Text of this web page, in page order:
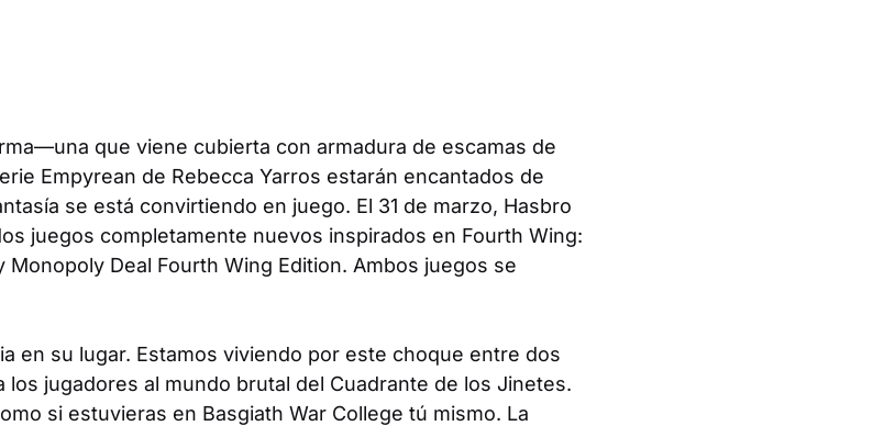
que viene cubierta con armadura de escamas de
Empyrean de Rebecca Yarros estarán encantados de
se está convirtiendo en juego. El 31 de marzo, Hasbro
juegos completamente nuevos inspirados en Fourth Wing:
Monopoly Deal Fourth Wing Edition. Ambos juegos se
en su lugar. Estamos viviendo por este choque entre dos
los jugadores al mundo brutal del Cuadrante de los Jinetes.
si estuvieras en Basgiath War College tú mismo. La